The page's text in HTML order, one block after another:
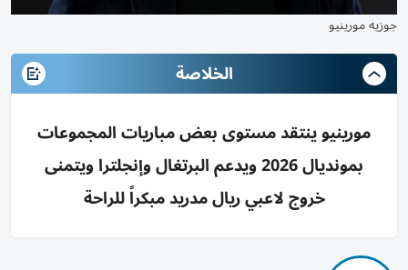
جوزيه مورينيو
الخلاصة
مورينيو ينتقد مستوى بعض مباريات المجموعات
بمونديال 2026 ويدعم البرتغال وإنجلترا ويتمنى
خروج لاعبي ريال مدريد مبكراً للراحة